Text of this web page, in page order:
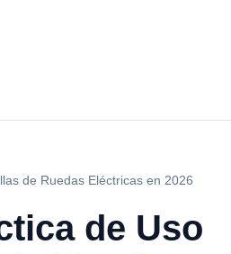
de Ruedas Eléctricas en 2026
de Uso